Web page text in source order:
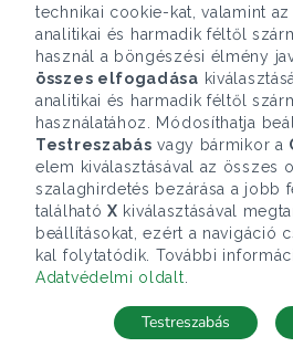
Telefonhívás
technikai cookie-kat, valamint az
analitikai és harmadik féltől
használ a böngészési élmény
összes elfogadása
analitikai és harmadik féltől
használatához. Módosíthatja
Testreszabás vagy bármikor a
elem kiválasztásával az összes
szalaghirdetés bezárása a jobb
található X kiválasztásával
beállításokat, ezért a navigáció
kal folytatódik. További
Adatvédelmi oldalt
Testreszabás